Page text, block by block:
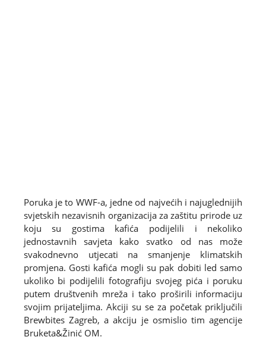
Poruka je to WWF-a, jedne od najvećih i najuglednijih
svjetskih nezavisnih organizacija za zaštitu prirode uz
koju su gostima kafića podijelili i nekoliko
jednostavnih savjeta kako svatko od nas može
svakodnevno utjecati na smanjenje klimatskih
promjena. Gosti kafića mogli su pak dobiti led samo
ukoliko bi podijelili fotografiju svojeg pića i poruku
putem društvenih mreža i tako proširili informaciju
svojim prijateljima. Akciji su se za početak priključili
Brewbites Zagreb, a akciju je osmislio tim agencije
Bruketa&Žinić OM.